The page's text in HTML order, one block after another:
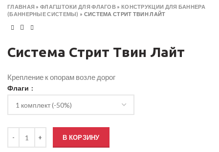
ГЛАВНАЯ »ФЛАГШТОКИ ДЛЯ ФЛАГОВ » КОНСТРУКЦИИ ДЛЯ БАННЕРА
(БАННЕРНЫЕ СИСТЕМЫ) » СИСТЕМА СТРИТ ТВИН ЛАЙТ
Система Стрит Твин Лайт
Крепление к опорам возле дорог
Флаги
В КОРЗИНУ